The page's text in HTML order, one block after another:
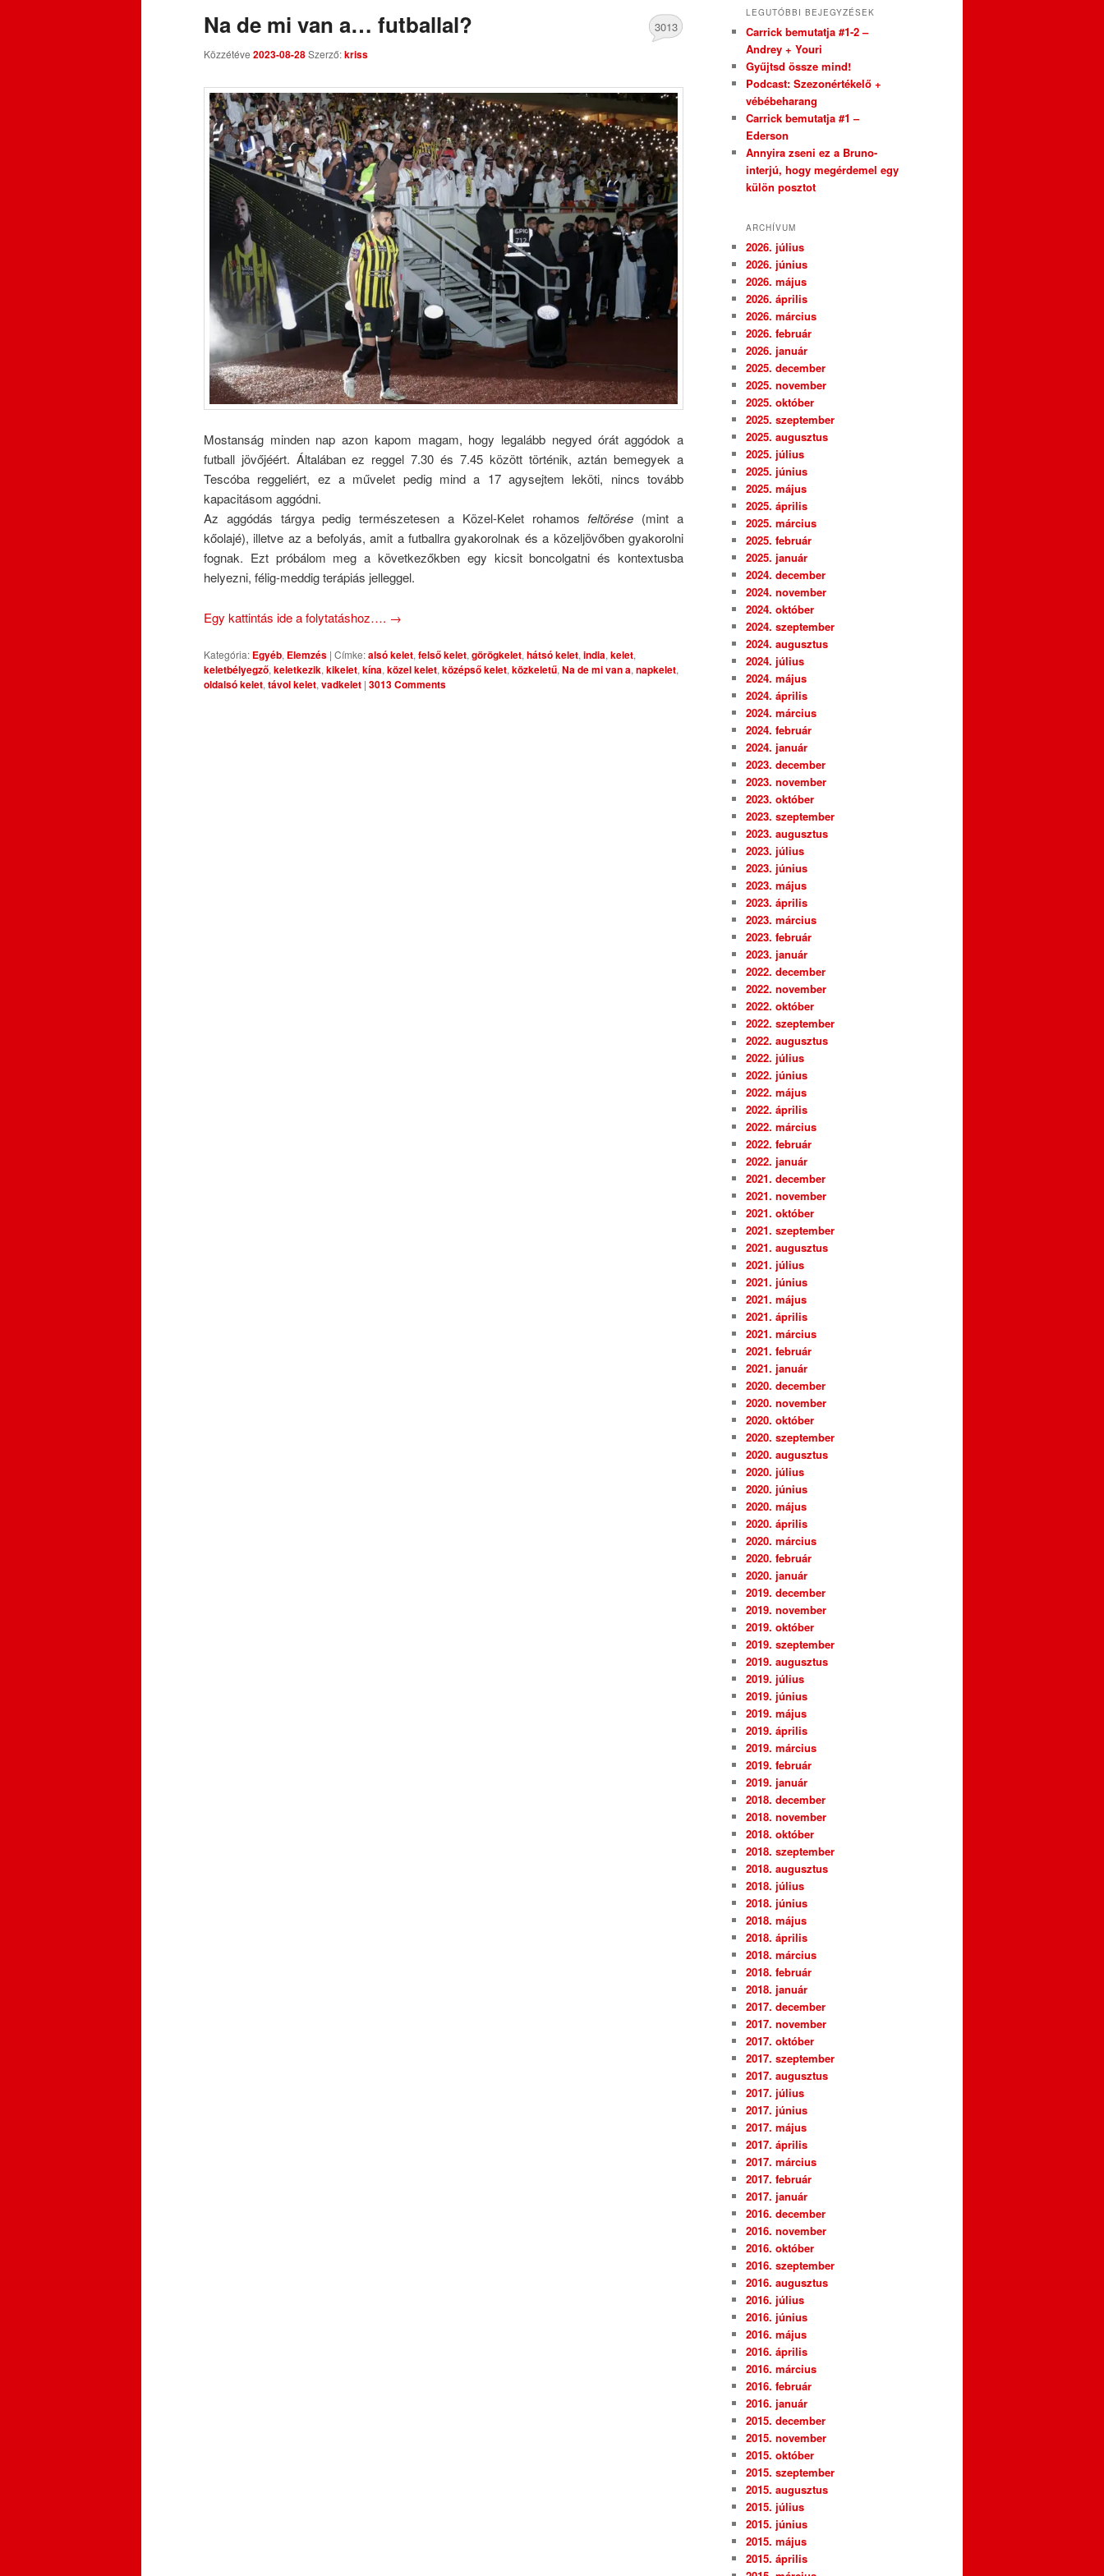
Na de mi van a… futballal?
Közzétéve 2023-08-28Szerző:kriss
3013
Mostanság minden nap azon kapom magam, hogy legalább negyed órát aggódok a
futball jövőjéért. Általában ez reggel 7.30 és 7.45 között történik, aztán bemegyek a
Tescóba reggeliért, ez a művelet pedig mind a 17 agysejtem leköti, nincs tovább
kapacitásom aggódni.
Az aggódás tárgya pedig természetesen a Közel-Kelet rohamosfeltörése (mint a
kőolajé), illetve az a befolyás, amit a futballra gyakorolnak és a közeljövőben gyakorolni
fognak. Ezt próbálom meg a következőkben egy kicsit boncolgatni és kontextusba
helyezni, félig-meddig terápiás jelleggel.
Egy kattintás ide a folytatáshoz…. →
Kategória: Egyéb, Elemzés | Címke:alsó kelet, felső kelet, görögkelet, hátsó kelet, india, kelet,
keletbélyegző, keletkezik, kikelet, kína, közel kelet, középső kelet, közkeletű, Na de mi van a, napkelet,
oldalsó kelet, távol kelet, vadkelet | 3013 Comments
LEGUTÓBBI BEJEGYZÉSEK
Carrick bemutatja #1-2 –
Andrey + Youri
Gyűjtsd össze mind!
Podcast: Szezonértékelő +
vébébeharang
Carrick bemutatja #1 –
Ederson
Annyira zseni ez a Bruno-
interjú, hogy megérdemel egy
külön posztot
ARCHÍVUM
2026. július
2026. június
2026. május
2026. április
2026. március
2026. február
2026. január
2025. december
2025. november
2025. október
2025. szeptember
2025. augusztus
2025. július
2025. június
2025. május
2025. április
2025. március
2025. február
2025. január
2024. december
2024. november
2024. október
2024. szeptember
2024. augusztus
2024. július
2024. május
2024. április
2024. március
2024. február
2024. január
2023. december
2023. november
2023. október
2023. szeptember
2023. augusztus
2023. július
2023. június
2023. május
2023. április
2023. március
2023. február
2023. január
2022. december
2022. november
2022. október
2022. szeptember
2022. augusztus
2022. július
2022. június
2022. május
2022. április
2022. március
2022. február
2022. január
2021. december
2021. november
2021. október
2021. szeptember
2021. augusztus
2021. július
2021. június
2021. május
2021. április
2021. március
2021. február
2021. január
2020. december
2020. november
2020. október
2020. szeptember
2020. augusztus
2020. július
2020. június
2020. május
2020. április
2020. március
2020. február
2020. január
2019. december
2019. november
2019. október
2019. szeptember
2019. augusztus
2019. július
2019. június
2019. május
2019. április
2019. március
2019. február
2019. január
2018. december
2018. november
2018. október
2018. szeptember
2018. augusztus
2018. július
2018. június
2018. május
2018. április
2018. március
2018. február
2018. január
2017. december
2017. november
2017. október
2017. szeptember
2017. augusztus
2017. július
2017. június
2017. május
2017. április
2017. március
2017. február
2017. január
2016. december
2016. november
2016. október
2016. szeptember
2016. augusztus
2016. július
2016. június
2016. május
2016. április
2016. március
2016. február
2016. január
2015. december
2015. november
2015. október
2015. szeptember
2015. augusztus
2015. július
2015. június
2015. május
2015. április